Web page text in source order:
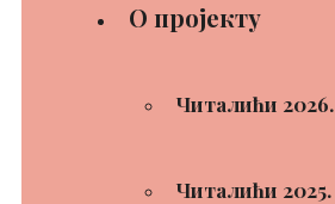
О пројекту
Читалићи 2026.
Читалићи 2025.